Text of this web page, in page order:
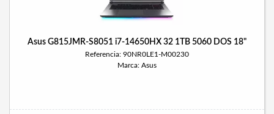
Asus G815JMR-S8051 i7-14650HX 32 1TB 5060 DOS 18"
Referencia: 90NR0LE1-M00230
Marca: Asus